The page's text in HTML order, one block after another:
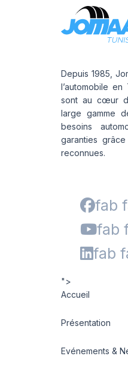
Depuis 1985,
l’automobile
sont au cœur
large gamme
besoins
garanties
reconnues.
fab
fab
fab
">
Accueil
Présentation
Evénements &